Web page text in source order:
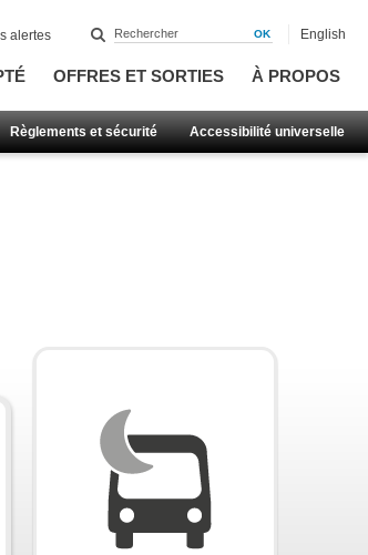
OFFRES ET SORTIES À PROPOS
Règlements et sécurité Accessibilité universelle
alertes English